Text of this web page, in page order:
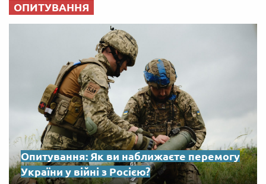
ОПИТУВАННЯ
Опитування: Як ви наближаєте перемогу
України у війні з Росією?